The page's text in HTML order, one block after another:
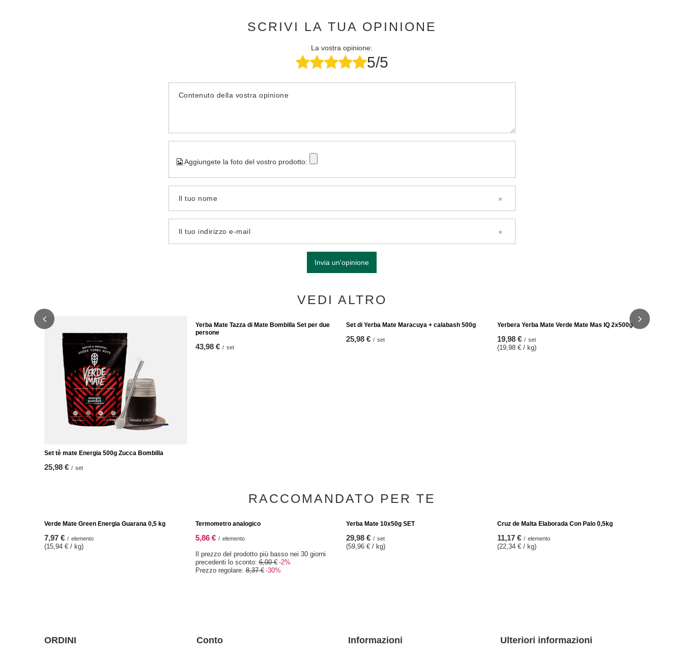
SCRIVI LA TUA OPINIONE
La vostra opinione:
5/5
Contenuto della vostra opinione
Aggiungete la foto del vostro prodotto:
Il tuo nome
Il tuo indirizzo e-mail
Invia un'opinione
VEDI ALTRO
Set tè mate Energia 500g Zucca Bombilla
25,98 € / set
Yerba Mate
RACCOMANDATO PER TE
OFFERTA SPECIALE